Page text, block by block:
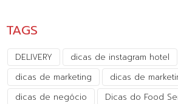
TAGS
DELIVERY dicas de instagram hotel
dicas de marketing
dicas de
dicas de negócio
Dicas do Food